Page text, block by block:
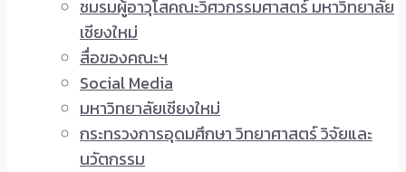
ชมรมผู้อาวุโสคณะวิศวกรรมศาสตร์ มหาวิทยาลัย
เชียงใหม่
สื่อของคณะฯ
Social Media
มหาวิทยาลัยเชียงใหม่
กระทรวงการอุดมศึกษา วิทยาศาสตร์ วิจัยและ
นวัตกรรม